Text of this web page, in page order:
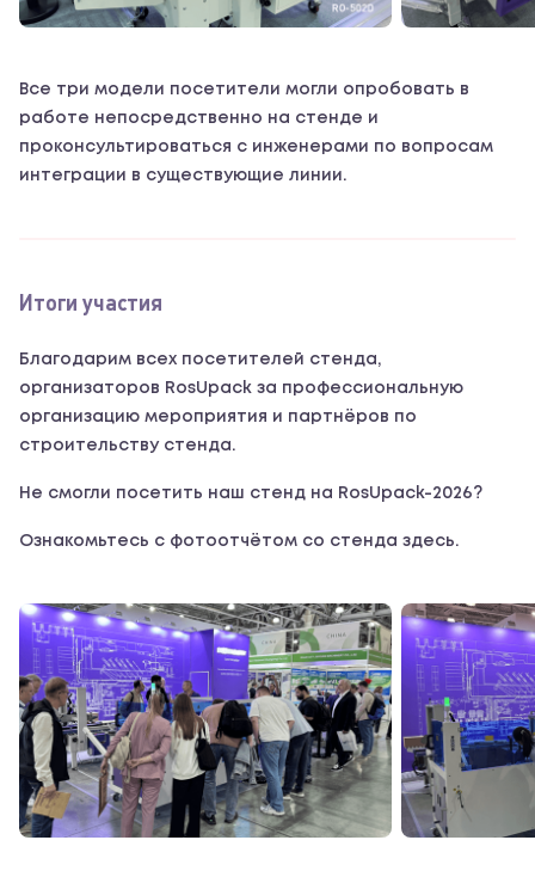
Все три модели посетители могли опробовать в
работе непосредственно на стенде и
проконсультироваться с инженерами по вопросам
интеграции в существующие линии.
Итоги участия
Благодарим всех посетителей стенда,
организаторов RosUpack за профессиональную
организацию мероприятия и партнёров по
строительству стенда.
Не смогли посетить наш стенд на RosUpack-2026?
Ознакомьтесь с фотоотчётом со стенда здесь.